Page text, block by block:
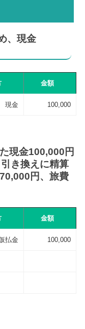
、現金
金額
現金 100,000
現金100,000円
き換えに精算
円、旅費
金額
払金 100,000